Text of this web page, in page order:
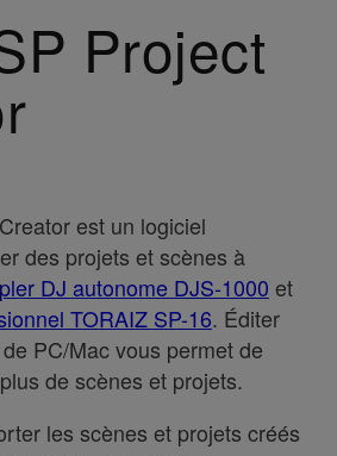
Project
est un logiciel
des projets et scènes à
DJ autonome DJS-1000 et
TORAIZ SP-16. Éditer
PC/Mac vous permet de
de scènes et projets.
les scènes et projets créés